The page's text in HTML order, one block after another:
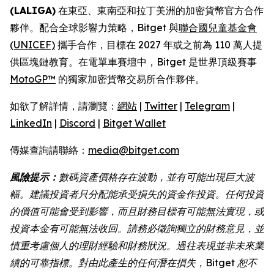
(LALIGA) 在東亞、東南亞和拉丁美洲的加密貨幣官方合作
夥伴。配合全球影響力策略，Bitget 與聯合國兒童基金會
(UNICEF) 攜手合作，目標在 2027 年或之前為 110 萬人提
供區塊鏈教育。在電單車賽壇中，Bitget 是世界頂級賽事
MotoGP™ 的獨家加密貨幣交易所合作夥伴。
如欲了解詳情，請瀏覽： 網站 | Twitter | Telegram |
LinkedIn | Discord | Bitget Wallet
傳媒查詢請聯絡： media@bitget.com
風險提示： 數碼資產價格存在波動，並有可能出現巨大波
幅。建議投資者只分配能承受損失的資金作投資。任何投資
的價值可能會受到影響，而且財務目標有可能無法實現，或
投資本金有可能無法收回。請務必徵詢獨立的財務意見，並
慎重考慮個人的理財經驗和財務狀況。過往表現並非未來業
績的可靠指標。對由此產生的任何潛在損失，Bitget 恕不